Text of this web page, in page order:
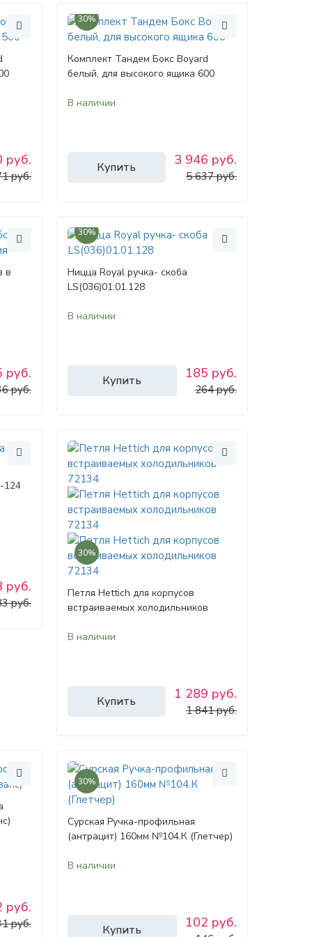
руб.
руб.
30%
Комплект Тандем Бокс Boyard
белый, для высокого ящика 600
В наличии
Купить 3 946 руб.
5 637 руб.
в
руб.
руб.
30%
Ницца Royal ручка- скоба
LS(036)01.01.128
В наличии
Купить 185 руб.
264 руб.
124
руб.
руб.
30%
Петля Hettich для корпусов
встраиваемых холодильников
В наличии
Купить 1 289 руб.
1 841 руб.
руб.
руб.
30%
Сурская Ручка-профильная
(антрацит) 160мм №104.К (Глетчер)
В наличии
Купить 102 руб.